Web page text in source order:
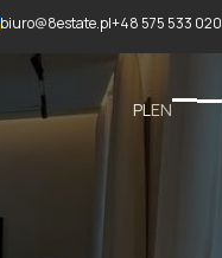
biuro@8estate.pl+48 575 533 020
PLEN